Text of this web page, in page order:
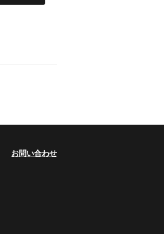
お問い合わせ